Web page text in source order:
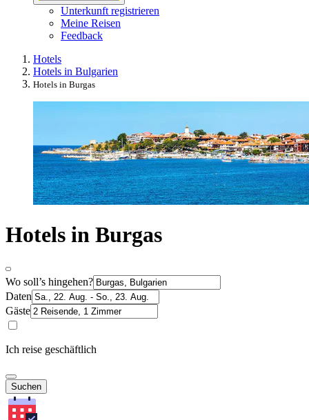
Unterkunft registrieren
Meine Reisen
Feedback
Hotels
Hotels in Bulgarien
Hotels in Burgas
Hotels in Burgas
Wo soll’s hingehen?
Daten
Gäste
Ich reise geschäftlich
Suchen